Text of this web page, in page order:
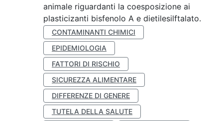
animale riguardanti la coesposizione ai
plasticizanti bisfenolo A e dietilesilftalato.
CONTAMINANTI CHIMICI
EPIDEMIOLOGIA
FATTORI DI RISCHIO
SICUREZZA ALIMENTARE
DIFFERENZE DI GENERE
TUTELA DELLA SALUTE